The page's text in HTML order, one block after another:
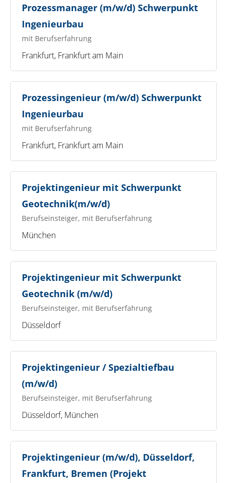
Prozessmanager (m/w/d) Schwerpunkt
Ingenieurbau
mit Berufserfahrung
Frankfurt, Frankfurt am Main
Prozessingenieur (m/w/d) Schwerpunkt
Ingenieurbau
mit Berufserfahrung
Frankfurt, Frankfurt am Main
Projektingenieur mit Schwerpunkt
Geotechnik(m/w/d)
Berufseinsteiger, mit Berufserfahrung
München
Projektingenieur mit Schwerpunkt
Geotechnik (m/w/d)
Berufseinsteiger, mit Berufserfahrung
Düsseldorf
Projektingenieur / Spezialtiefbau
(m/w/d)
Berufseinsteiger, mit Berufserfahrung
Düsseldorf, München
Projektingenieur (m/w/d), Düsseldorf,
Frankfurt, Bremen (Projekt